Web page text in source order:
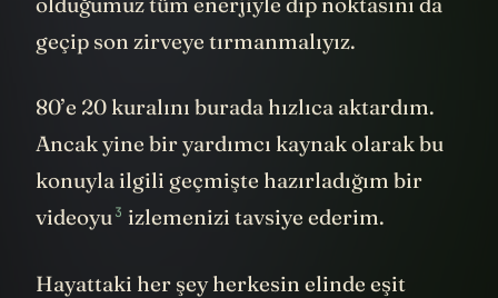
geçip son zirveye tırmanmalıyız.
80’e 20 kuralını burada hızlıca aktardım.
Ancak yine bir yardımcı kaynak olarak bu
konuyla ilgili geçmişte hazırladığım bir
videoyu3 izlemenizi tavsiye ederim.
Hayattaki her şey herkesin elinde eşit